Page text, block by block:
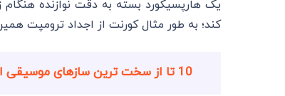
یک هارپسیکورد بسته به دقت نوازنده هنگام
کند؛ به طور مثال کورنت از اجداد ترومپت
10 تا از سخت ترین سازهای موسیقی از لحاظ یادگیری